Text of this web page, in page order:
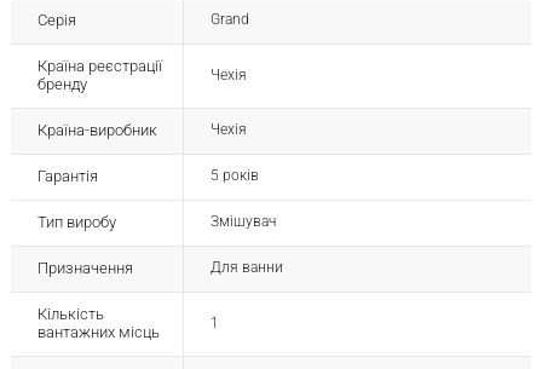
Серія Grand
Країна реєстрації
бренду
Чехія
Країна-виробник Чехія
Гарантія 5 років
Тип виробу Змішувач
Призначення Для ванни
Кількість
вантажних місць
1